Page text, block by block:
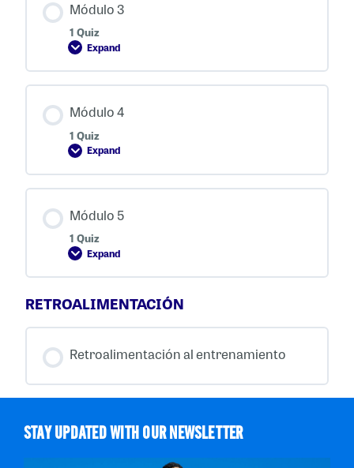
Módulo 3
1 Quiz
Expand
Módulo 3
Módulo 4
1 Quiz
Expand
Módulo 4
Módulo 5
1 Quiz
Expand
Módulo 5
RETROALIMENTACIÓN
Retroalimentación al entrenamiento
STAY UPDATED WITH OUR NEWSLETTER